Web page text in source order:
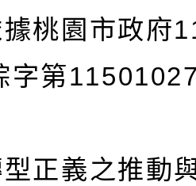
桃園市政府
字第
正義之推動